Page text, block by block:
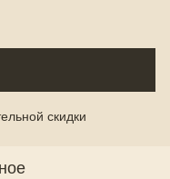
скидки